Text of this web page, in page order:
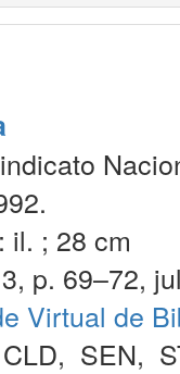
il. ; 28 cm
p. 69–72,
Virtual de
CLD, SEN,